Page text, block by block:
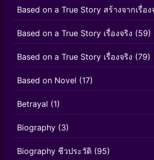
Based on a True Story สร้างจากเรื่อง
Based on a True Story เรื่องจริง (59)
Based on a True Story เรื่องจริง (79)
Based on Novel (17)
Betrayal (1)
Biography (3)
Biography ชีวประวัติ (95)